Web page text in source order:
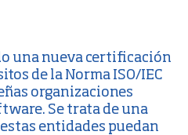
una nueva certificación
de la Norma ISO/IEC
organizaciones
Se trata de una
entidades puedan